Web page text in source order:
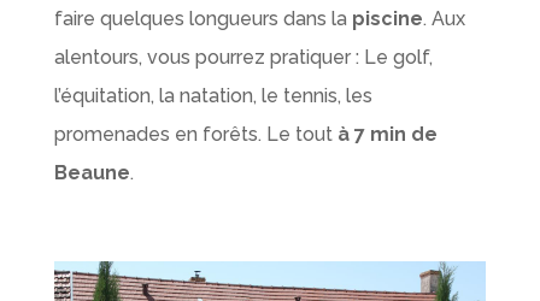
faire quelques longueurs dans la piscine. Aux
alentours, vous pourrez pratiquer : Le golf,
l’équitation, la natation, le tennis, les
promenades en forêts. Le tout à 7 min de
Beaune.